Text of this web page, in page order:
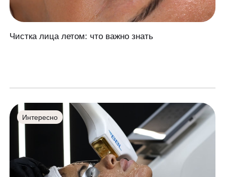
Чистка лица летом: что важно знать
Интересно